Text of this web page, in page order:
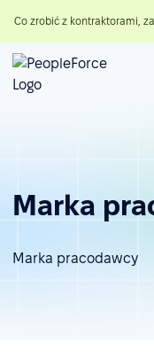
Co zrobić z kontraktorami,
Marka
Marka pracodawcy